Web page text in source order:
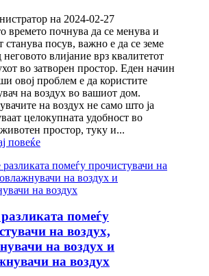
на 2024-02-27
времето почнува да се менува и
станува посув, важно е да се земе
влијание врз квалитетот
во затворен простор. Еден начин
овој проблем е да користите
на воздух во вашиот дом.
на воздух не само што ја
целокупната удобност во
простор, туку и...
повеќе
разликата помеѓу
на воздух,
на воздух и
на воздух